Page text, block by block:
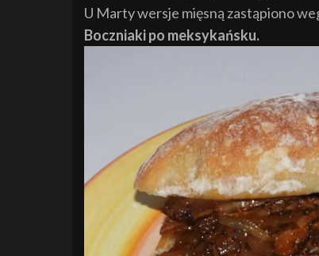
U Marty wersje mięsną zastąpiono
Boczniaki po meksykańsku.